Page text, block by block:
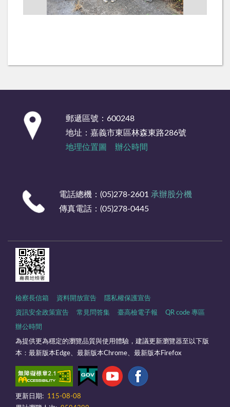
郵遞區號：600248
地址：嘉義市東區林森東路286號
地理位置圖
辦公時間
電話總機：(05)278-2601 承辦股分機
傳真電話：(05)278-0445
檢察長信箱 資料開放宣告 隱私權保護宣告
資訊安全政策宣告 常見問答集 臺高檢電子報 QR code 專區
辦公時間
為提供更為穩定的瀏覽品質與使用體驗，建議更新瀏覽器至以下版
本：最新版本Edge、最新版本Chrome、最新版本Firefox
更新日期:
115-08-08